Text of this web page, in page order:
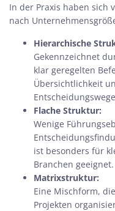
In der Praxis haben sich
nach
Hierarchische
Gekennzeichnet
klar geregelten
Übersichtlichkeit
Flache Struktur:
Wenige
ist besonders für
Branchen geeignet.
Matrixstruktur:
Eine Mischform,
Projekten